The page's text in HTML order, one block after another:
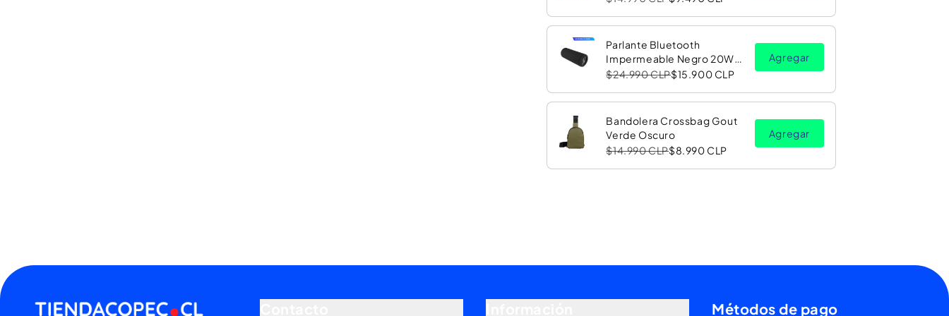
Parlante Bluetooth
Impermeable Negro 20W
con Luz LED RGB PV26 Copec
$24.990 CLP$15.900 CLP
Agregar
Bandolera Crossbag Gout
Verde Oscuro
$14.990 CLP$8.990 CLP
Agregar
Métodos de pago